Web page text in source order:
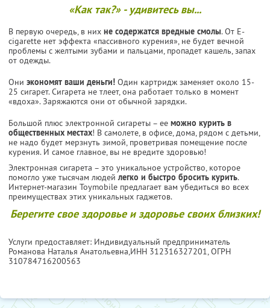
«Как так?» - удивитесь вы...
В первую очередь, в них не содержатся вредные смолы. От E-
cigarette нет эффекта «пассивного курения», не будет вечной
проблемы с желтыми зубами и пальцами, пропадет кашель, запах
от одежды.
Они экономят ваши деньги! Один картридж заменяет около 15-
25 сигарет. Сигарета не тлеет, она работает только в момент
«вдоха». Заряжаются они от обычной зарядки.
Большой плюс электронной сигареты – ее можно курить в
общественных местах! В самолете, в офисе, дома, рядом с детьми,
не надо будет мерзнуть зимой, проветривая помещение после
курения. И самое главное, вы не вредите здоровью!
Электронная сигарета – это уникальное устройство, которое
помогло уже тысячам людейлегко и быстро бросить курить.
Интернет-магазин Toymobile предлагает вам убедиться во всех
преимуществах этих уникальных гаджетов.
Берегите свое здоровье и здоровье своих близких!
Услуги предоставляет: Индивидуальный предприниматель
Романова Наталья Анатольевна,ИНН 312316327201, ОГРН
310784716200563